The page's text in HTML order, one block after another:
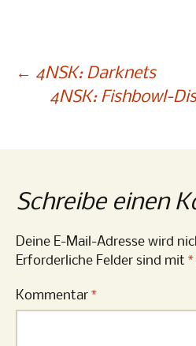
Beitragsnavigation
← 4NSK: Darknets
4NSK: Fishbowl-
Schreibe einen
Deine E-Mail-Adresse wird
Erforderliche Felder sind mit *
Kommentar *